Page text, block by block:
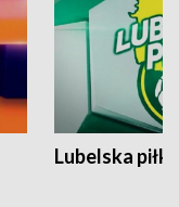
Lubelska piłka